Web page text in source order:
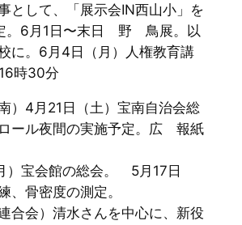
として、「展示会IN西山小」を
。6月1日〜末日 野 鳥展。以
に。6月4日（月）人権教育講
時30分
）4月21日（土）宝南自治会総
ール夜間の実施予定。広 報紙
）宝会館の総会。 5月17日
、骨密度の測定。
合会）清水さんを中心に、新役